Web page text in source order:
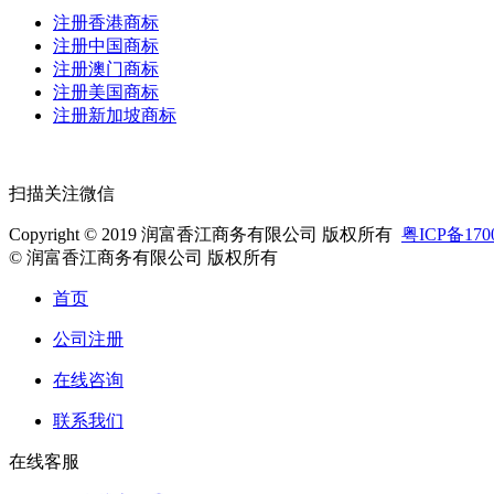
注册香港商标
注册中国商标
注册澳门商标
注册美国商标
注册新加坡商标
扫描关注微信
Copyright © 2019 润富香江商务有限公司 版权所有 粤ICP备
© 润富香江商务有限公司 版权所有
首页
公司注册
在线咨询
联系我们
在线客服